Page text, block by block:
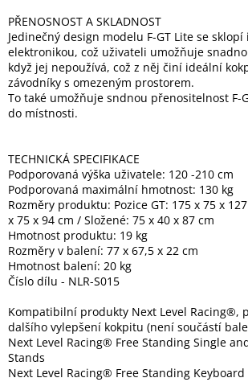
PŘENOSNOST A SKLADNOST
Jedinečný design modelu F-GT Lite se
elektronikou, což uživateli umožňuje
když jej nepoužívá, což z něj činí ideální
závodníky s omezeným prostorem.
To také umožňuje sndnou přenositelnost F-
do místnosti.
TECHNICKÁ SPECIFIKACE
Podporovaná výška uživatele: 120 -210 cm
Podporovaná maximální hmotnost: 130 kg
Rozměry produktu: Pozice GT: 175 x 75 x
x 75 x 94 cm / Složené: 75 x 40 x 87 cm
Hmotnost produktu: 19 kg
Rozměry v balení: 77 x 67,5 x 22 cm
Hmotnost balení: 20 kg
Číslo dílu - NLR-S015
Kompatibilní produkty Next Level Racing®,
dalšího vylepšení kokpitu (není součástí
Next Level Racing® Free Standing Single
Stands
Next Level Racing® Free Standing